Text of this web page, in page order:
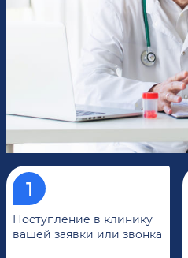
Поступление в клинику
вашей заявки или звонка